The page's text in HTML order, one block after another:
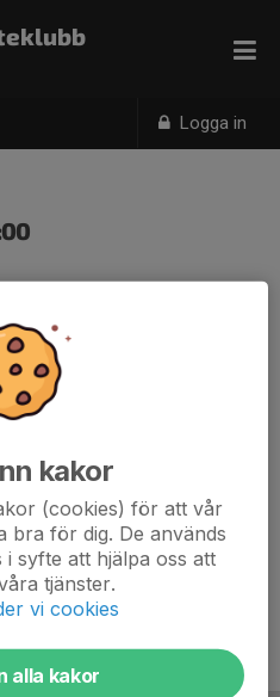
Logga in
kakor
(cookies) för att vår
bra för dig. De används
syfte att hjälpa oss att
tjänster.
vi cookies
alla kakor